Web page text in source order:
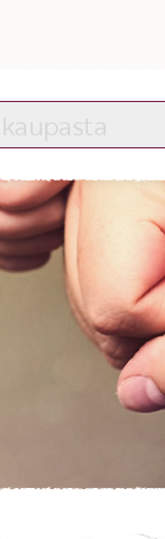
SISÄÄN
asiakkaamme?
tästä!